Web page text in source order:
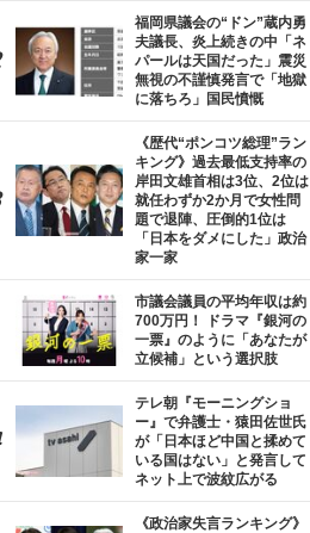
福岡県議会の“ドン”蔵内勇
夫議長、炎上続きの中「ネ
パールは天国だった」震災
無視の不謹慎発言で「地獄
に落ちろ」国民憤慨
《歴代“ポンコツ総理”ラン
キング》過去最低支持率の
岸田文雄首相は3位、2位は
就任わずか2か月で女性問
題で退陣、圧倒的1位は
「日本をダメにした」政治
家一家
市議会議員の平均年収は約
700万円！ ドラマ『銀河の
一票』のように「あなたが
立候補」という選択肢
テレ朝『モーニングショ
ー』で弁護士・猿田佐世氏
が「日本ほど中国と揉めて
いる国はない」と発言して
ネット上で波紋広がる
《政治家失言ランキング》